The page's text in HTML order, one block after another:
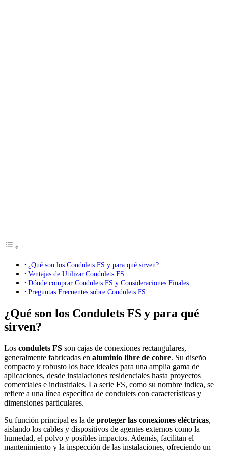
¿Qué son los Condulets FS y para qué sirven?
Ventajas de Utilizar Condulets FS
Dónde comprar Condulets FS y Consideraciones Finales
Preguntas Frecuentes sobre Condulets FS
¿Qué son los Condulets FS y para qué
sirven?
Los condulets FS son cajas de conexiones rectangulares,
generalmente fabricadas en aluminio libre de cobre. Su diseño
compacto y robusto los hace ideales para una amplia gama de
aplicaciones, desde instalaciones residenciales hasta proyectos
comerciales e industriales. La serie FS, como su nombre indica, se
refiere a una línea específica de condulets con características y
dimensiones particulares.
Su función principal es la de proteger las conexiones eléctricas,
aislando los cables y dispositivos de agentes externos como la
humedad, el polvo y posibles impactos. Además, facilitan el
mantenimiento y la inspección de las instalaciones, ofreciendo un